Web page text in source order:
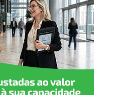
neste momento,
de Monitoramento da
equipe formada por 8
A estrutura inclui 130